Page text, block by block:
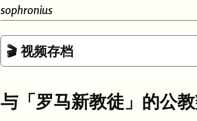
sophronius
🎬 视频存档
与「罗马新教徒」的公